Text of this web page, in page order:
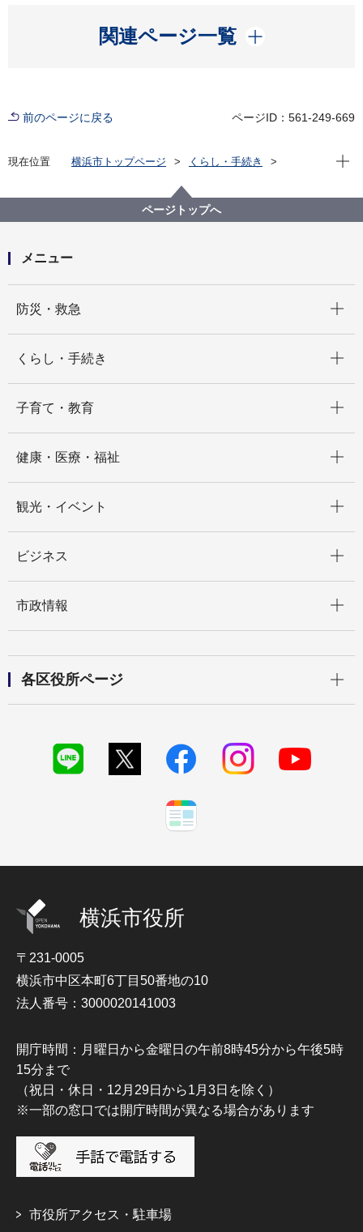
関連ページ一覧
開く
前のページに戻る ページID：561-249-669
現在位置 横浜市トップページ
くらし・手続き
土壌中のダイオキシン類調査結果
土壌中のダイオキシン類調査結果（平成25年度）
現在
ページトップへ
メニュー
防災・救急
くらし・手続き
子育て・教育
健康・医療・福祉
観光・イベント
ビジネス
市政情報
各区役所ページ
横浜市役所
〒231-0005
横浜市中区本町6丁目50番地の10
法人番号：3000020141003
開庁時間：月曜日から金曜日の午前8時45分から午後5時
15分まで
（祝日・休日・12月29日から1月3日を除く）
※一部の窓口では開庁時間が異なる場合があります
市役所アクセス・駐車場